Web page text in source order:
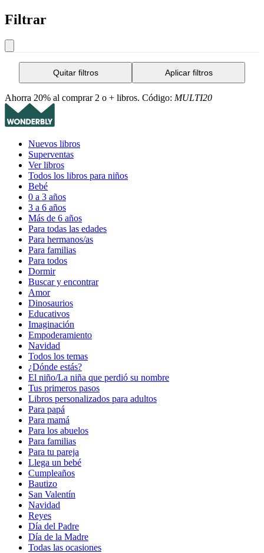
Filtrar
Quitar filtros Aplicar filtros
Ahorra 20% al comprar 2 o + libros. Código: MULTI20
Nuevos libros
Superventas
Ver libros
Todos los libros para niños
Bebé
0 a 3 años
3 a 6 años
Más de 6 años
Para todas las edades
Para hermanos/as
Para familias
Para todos
Dormir
Buscar y encontrar
Amor
Dinosaurios
Educativos
Imaginación
Empoderamiento
Navidad
Todos los temas
¿Dónde estás?
El niño/La niña que perdió su nombre
Tus primeros pasos
Libros personalizados para adultos
Para papá
Para mamá
Para los abuelos
Para familias
Para tu pareja
Llega un bebé
Cumpleaños
Bautizo
San Valentín
Navidad
Reyes
Día del Padre
Día de la Madre
Todas las ocasiones